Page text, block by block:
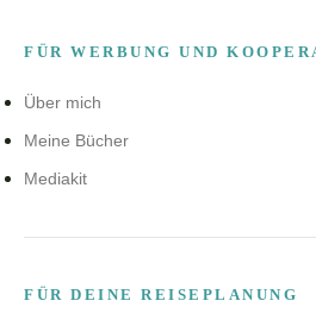
FÜR WERBUNG UND
Über mich
Meine Bücher
Mediakit
FÜR DEINE REISEPLANUNG